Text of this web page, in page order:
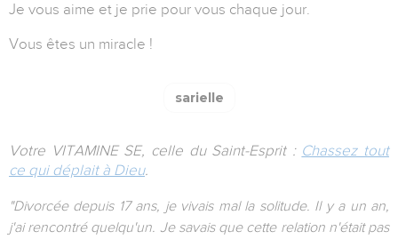
Je vous aime et je prie pour vous chaque jour.
Vous êtes un miracle !
sarielle
Votre VITAMINE SE, celle du Saint-Esprit : Chassez tout
ce qui déplait à Dieu.
"Divorcée depuis 17 ans, je vivais mal la solitude. Il y a un an,
j'ai rencontré quelqu'un. Je savais que cette relation n'était pas